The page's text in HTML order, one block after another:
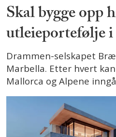
Skal bygge opp
utleieportefølje
Drammen-selskapet
Marbella. Etter hvert
Mallorca og Alpene